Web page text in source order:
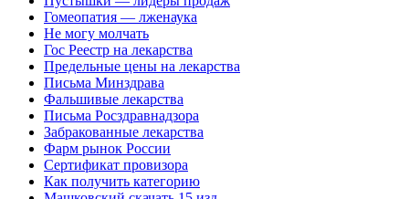
Гомеопатия — лженаука
Не могу молчать
Гос Реестр на лекарства
Предельные цены на лекарства
Письма Минздрава
Фальшивые лекарства
Письма Росздравнадзора
Забракованные лекарства
Фарм рынок России
Сертификат провизора
Как получить категорию